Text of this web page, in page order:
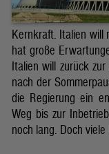
Kernkraft. Italien will
hat große
Italien will zurück
nach der
die Regierung ein
Weg bis zur
noch lang. Doch